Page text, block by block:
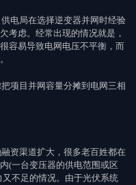
电局在选择逆变器并网时经验
考虑。经常出现的情况就是，
容易导致电网电压不平衡，而
项目并网容量分摊到电网三相
资渠道扩大，很多老百姓都在
(一台变压器的供电范围或区
不足的情况。由于光伏系统